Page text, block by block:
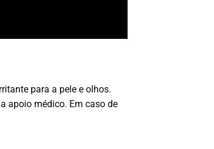
para a pele e olhos.
apoio médico. Em caso de